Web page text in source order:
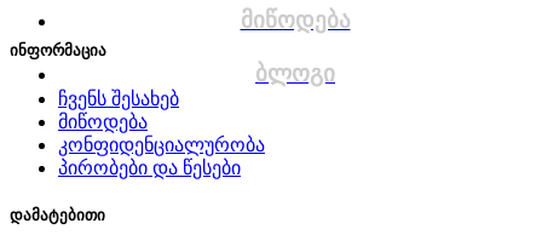
მიწოდება
ბლოგი
ინფორმაცია
ჩვენს შესახებ
მიწოდება
კონფიდენციალურობა
პირობები და წესები
დამატებითი